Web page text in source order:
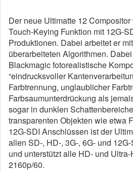
Der neue Ultimatte 12
Touch-Keying Funktion mit 12G-
Produktionen. Dabei arbeitet er
überarbeiteten Algorithmen.
Blackmagic fotorealistische
“eindrucksvoller
Farbtrennung, unglaublicher
Farbsaumunterdrückung als
sogar in dunklen
transparenten Objekten wie etwa
12G-SDI Anschlüssen ist der
allen SD-, HD-, 3G-, 6G- und
und unterstützt alle HD- und
2160p/60.